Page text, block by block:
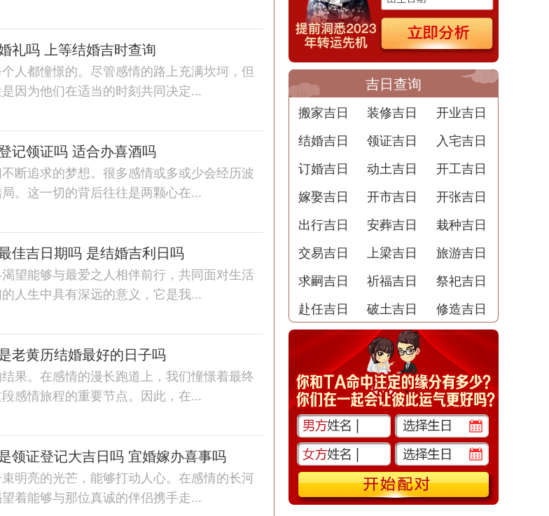
礼吗 上等结婚吉时查询
人都憧憬的。尽管感情的路上充满坎坷，但
因为他们在适当的时刻共同决定...
记领证吗 适合办喜酒吗
断追求的梦想。很多感情或多或少会经历波
。这一切的背后往往是两颗心在...
佳吉日期吗 是结婚吉利日吗
望能够与最爱之人相伴前行，共同面对生活
人生中具有深远的意义，它是我...
老黄历结婚最好的日子吗
果。在感情的漫长跑道上，我们憧憬着最终
感情旅程的重要节点。因此，在...
领证登记大吉日吗 宜婚嫁办喜事吗
明亮的光芒，能够打动人心。在感情的长河
着能够与那位真诚的伴侣携手走...
吉日查询
搬家吉日 装修吉日
开业吉日
结婚吉日
领证吉日
入宅吉日
订婚吉日
动土吉日
开工吉日
嫁娶吉日
开市吉日
开张吉日
出行吉日
安葬吉日
栽种吉日
交易吉日
上梁吉日
旅游吉日
求嗣吉日
祈福吉日
祭祀吉日
赴任吉日
破土吉日 修造吉日